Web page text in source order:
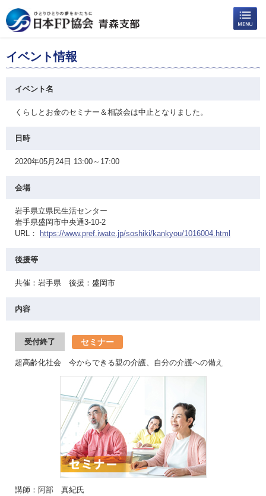
イベント情報
イベント名
くらしとお金のセミナー＆相談会は中止となりました。
日時
2020年05月24日 13:00～17:00
会場
岩手県立県民生活センター
岩手県盛岡市中央通3-10-2
URL：
https://www.pref.iwate.jp/soshiki/kankyou/1016004.html
後援等
共催：岩手県 後援：盛岡市
内容
受付終了 セミナー
超高齢化社会 今からできる親の介護、自分の介護への備え
講師：阿部 真紀氏